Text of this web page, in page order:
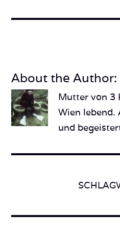
About the Author:
Mutter von 3
Wien lebend.
und